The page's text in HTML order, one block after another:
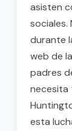
asisten
sociales.
durante
web de
padres
necesita
esta